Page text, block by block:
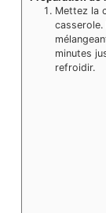
Mettez la
minutes
refroidir.